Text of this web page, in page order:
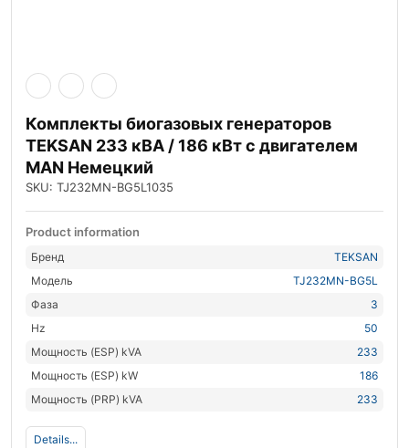
Комплекты биогазовых генераторов
TEKSAN 233 кВА / 186 кВт с двигателем
MAN Немецкий
SKU: TJ232MN-BG5L1035
Product information
Бренд
TEKSAN
Модель
TJ232MN-BG5L
Фаза
3
Hz
50
Мощность (ESP) kVA
233
Мощность (ESP) kW
186
Мощность (PRP) kVA
233
Details...